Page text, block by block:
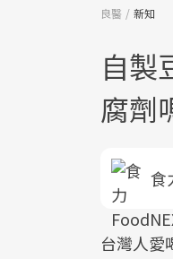
良醫 新知
自製
腐劑
食
台灣人愛